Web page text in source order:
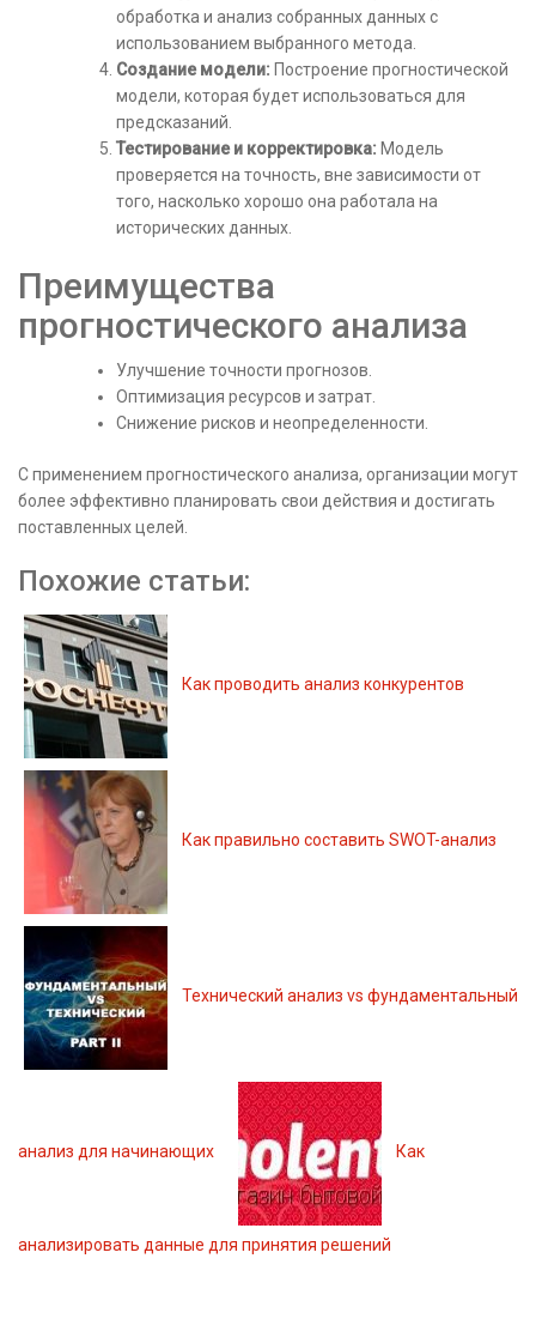
обработка и анализ собранных данных с
использованием выбранного метода.
Создание модели: Построение прогностической
модели, которая будет использоваться для
предсказаний.
Тестирование и корректировка: Модель
проверяется на точность, вне зависимости от
того, насколько хорошо она работала на
исторических данных.
Преимущества
прогностического анализа
Улучшение точности прогнозов.
Оптимизация ресурсов и затрат.
Снижение рисков и неопределенности.
С применением прогностического анализа, организации могут
более эффективно планировать свои действия и достигать
поставленных целей.
Похожие статьи:
Как проводить анализ конкурентов
Как правильно составить SWOT-анализ
Технический анализ vs фундаментальный
анализ для начинающих Как
анализировать данные для принятия решений